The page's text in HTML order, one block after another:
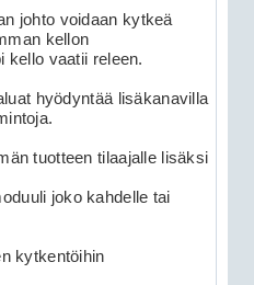
johto voidaan kytkeä
kellon
kello vaatii releen.
hyödyntää lisäkanavilla
tuotteen tilaajalle lisäksi
joko kahdelle tai
kytkentöihin